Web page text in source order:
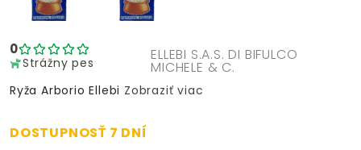
0
Strážny pes ELLEBI S.A.S. DI BIFULCO
MICHELE & C.
Ryža Arborio Ellebi Zobraziť viac
DOSTUPNOSŤ 7 DNÍ